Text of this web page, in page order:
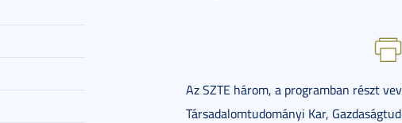
Az SZTE három, a programban részt
Társadalomtudományi Kar,